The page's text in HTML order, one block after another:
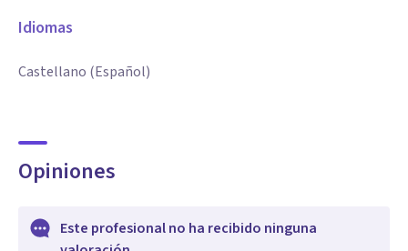
Idiomas
Castellano (Español)
Opiniones
Este profesional no ha recibido ninguna